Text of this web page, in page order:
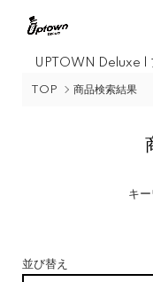
UPTOWN Deluxe |
TOP 商品検索結果
キ
並び替え